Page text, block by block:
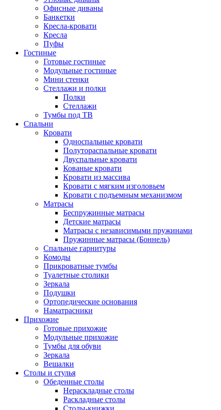
Офисные диваны
Банкетки
Кресла-кровати
Кресла
Пуфы
Гостиные
Готовые гостиные
Модульные гостиные
Мини стенки
Стеллажи и полки
Полки
Стеллажи
Тумбы под ТВ
Спальни
Кровати
Односпальные кровати
Полутораспальные кровати
Двуспальные кровати
Кованые кровати
Кровати из массива
Кровати с мягким изголовьем
Кровати с подъемным механизмом
Матрасы
Беспружинные матрасы
Детские матрасы
Матрасы с независимыми пружинами
Пружинные матрасы (Боннель)
Спальные гарнитуры
Комоды
Прикроватные тумбы
Туалетные столики
Зеркала
Подушки
Ортопедические основания
Наматрасники
Прихожие
Готовые прихожие
Модульные прихожие
Тумбы для обуви
Зеркала
Вешалки
Столы и стулья
Обеденные столы
Нераскладные столы
Раскладные столы
Столы-книжки